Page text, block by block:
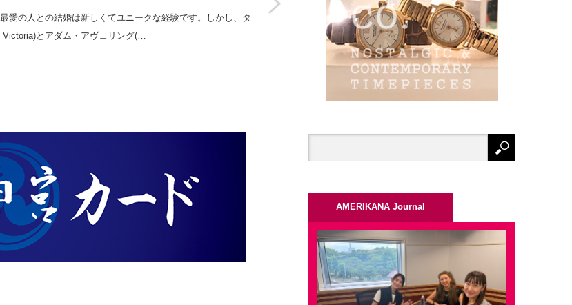
愛の人との結婚は新しくてユニークな経験です。しかし、タ
Victoria)とアダム・アヴェリング(…
AMERIKANA Journal